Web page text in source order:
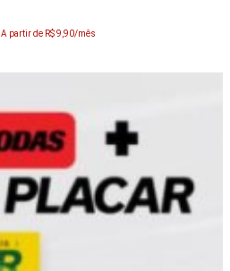
A partir de R$ 9,90/mês